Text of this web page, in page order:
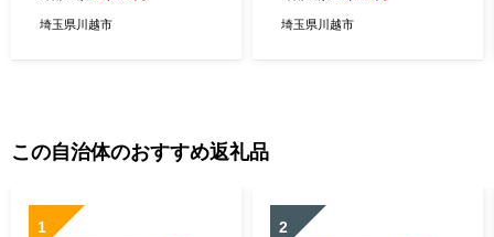
埼玉県川越市 埼玉県川越市
この自治体のおすすめ返礼品
1 2